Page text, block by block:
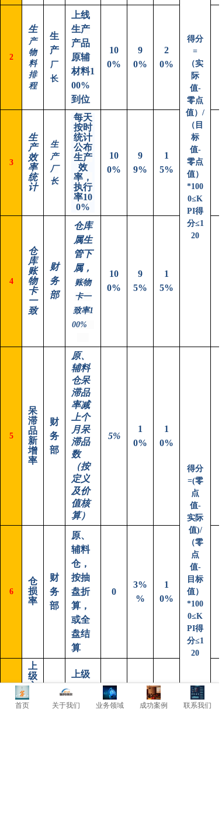
得分
=
（实
际
值-
零点
值）/
（目
标
值-
零点
值）
*100
0≤K
PI得
分≤1
20
2
生
产
物
料
排
程
生
产
厂
长
上线
生产
产品
原辅
材料1
00%
到位
10
0%
9
0%
2
0%
3
生
产
效
率
统
计
生
产
厂
长
每天
按时
统计
公布
生产
效
率，
执行
率10
0%
10
0%
9
9%
1
5%
4
仓
库
账
物
卡
一
致
财
务
部
仓库
属生
管下
属，
账物
卡一
致率1
00%
10
0%
9
5%
1
5%
5
呆
滞
品
新
增
率
财
务
部
原、
辅料
仓呆
滞品
率减
上个
月呆
滞品
数
（按
定义
及价
值核
算）
5%
1
0%
1
0%
得分
=(零
点
值-
实际
值)/
（零
点
值-
目标
值）
*100
0≤K
PI得
分≤1
20
6
仓
损
率
财
务
部
原、
辅料
仓，
按抽
盘折
算，
或全
盘结
算
0
3%
%
1
0%
上
级
交
办
未
接
上级
事项
1
首页 关于我们 业务领域 成功案例 联系我们